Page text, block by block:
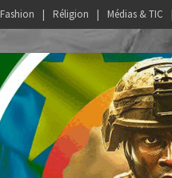
Fashion Réligion Médias & TIC